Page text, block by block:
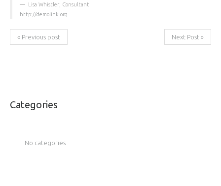
Lisa Whistler, Consultant
http://demolink.org
« Previous post Next Post »
Categories
No categories